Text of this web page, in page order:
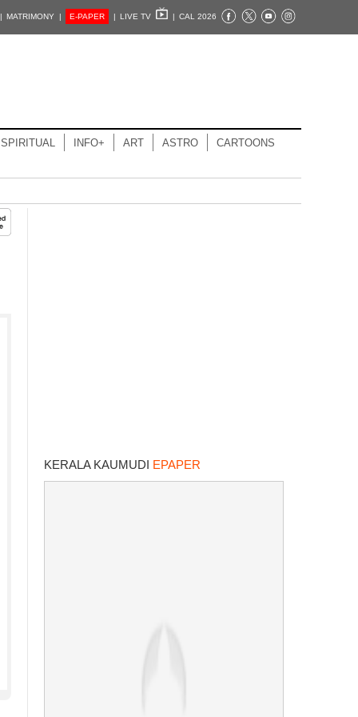
MATRIMONY | E-PAPER | LIVE TV | CAL 2026
SPIRITUAL INFO+ ART ASTRO CARTOONS
KERALA KAUMUDI EPAPER